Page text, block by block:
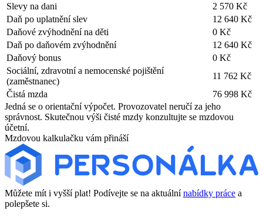
Slevy na dani
2 570 Kč
Daň po uplatnění slev
12 640 Kč
Daňové zvýhodnění na děti
0 Kč
Daň po daňovém zvýhodnění
12 640 Kč
Daňový bonus
0 Kč
Sociální, zdravotní a nemocenské pojištění
(zaměstnanec)
11 762 Kč
Čistá mzda
76 998 Kč
Jedná se o orientační výpočet. Provozovatel neručí za jeho
správnost. Skutečnou výši čisté mzdy konzultujte se mzdovou
účetní.
Mzdovou kalkulačku vám přináší
Můžete mít i vyšší plat! Podívejte se na aktuálnínabídky práce a
polepšete si.